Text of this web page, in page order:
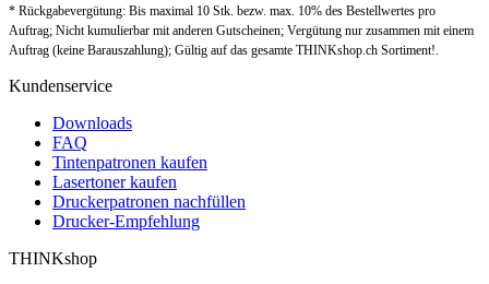
* Rückgabevergütung: Bis maximal 10 Stk. bezw. max. 10% des Bestellwertes pro
Auftrag; Nicht kumulierbar mit anderen Gutscheinen; Vergütung nur zusammen mit einem
Auftrag (keine Barauszahlung); Gültig auf das gesamte THINKshop.ch Sortiment!.
Kundenservice
Downloads
FAQ
Tintenpatronen kaufen
Lasertoner kaufen
Druckerpatronen nachfüllen
Drucker-Empfehlung
THINKshop